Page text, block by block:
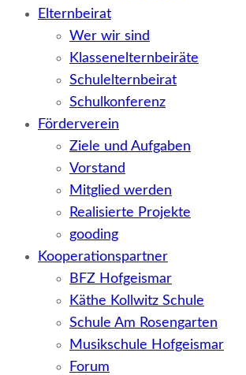
Elternbeirat
Wer wir sind
Klassenelternbeiräte
Schulelternbeirat
Schulkonferenz
Förderverein
Ziele und Aufgaben
Vorstand
Mitglied werden
Realisierte Projekte
gooding
Kooperationspartner
BFZ Hofgeismar
Käthe Kollwitz Schule
Schule Am Rosengarten
Musikschule Hofgeismar
Forum